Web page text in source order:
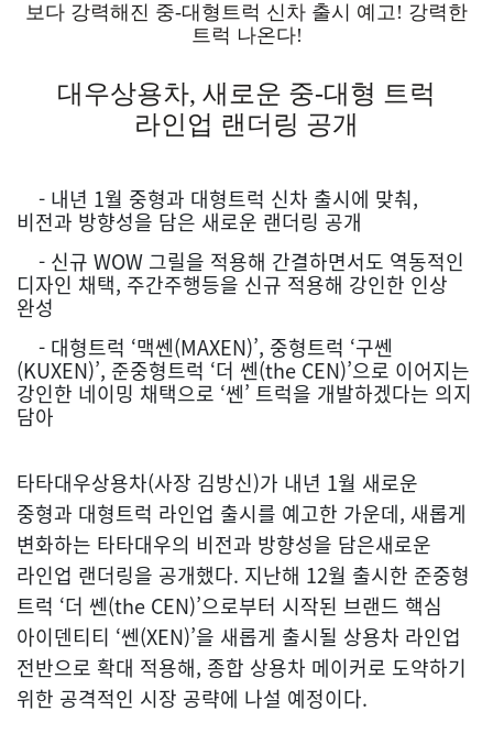
보다 강력해진 중-대형트럭 신차 출시 예고! 강력한
트럭 나온다!
대우상용차, 새로운 중-대형 트럭
라인업 랜더링 공개
- 내년 1월 중형과 대형트럭 신차 출시에 맞춰,
비전과 방향성을 담은 새로운 랜더링 공개
- 신규 WOW 그릴을 적용해 간결하면서도 역동적인
디자인 채택, 주간주행등을 신규 적용해 강인한 인상
완성
- 대형트럭 ‘맥쎈(MAXEN)’, 중형트럭 ‘구쎈
(KUXEN)’, 준중형트럭 ‘더 쎈(the CEN)’으로 이어지는
강인한 네이밍 채택으로 ‘쎈’ 트럭을 개발하겠다는 의지
담아
타타대우상용차(사장 김방신)가 내년 1월 새로운
중형과 대형트럭 라인업 출시를 예고한 가운데, 새롭게
변화하는 타타대우의 비전과 방향성을 담은새로운
라인업 랜더링을 공개했다. 지난해 12월 출시한 준중형
트럭 ‘더 쎈(the CEN)’으로부터 시작된 브랜드 핵심
아이덴티티 ‘쎈(XEN)’을 새롭게 출시될 상용차 라인업
전반으로 확대 적용해, 종합 상용차 메이커로 도약하기
위한 공격적인 시장 공략에 나설 예정이다.